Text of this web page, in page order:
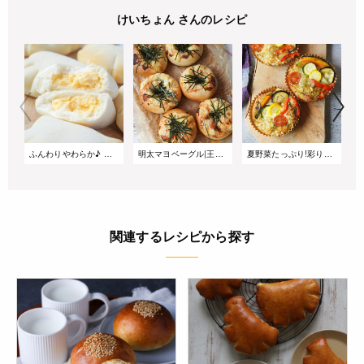
けいちょん さんのレシピ
ふんわりやわらか♪ 白いクリームパン 明太マヨベーグル|王道の食事系ベーグルレシピ 夏野菜たっぷり!彩り豊かなごちそうフォカッチャ
関連するレシピから探す